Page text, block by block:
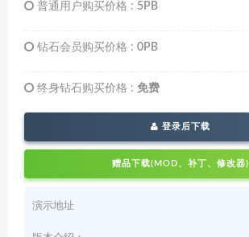
普通用户购买价格 : 5PB
钻石会员购买价格 : 0PB
终身钻石购买价格 : 免费
登录后下载
赠品下载(MOD、补丁、修改器)
演示地址